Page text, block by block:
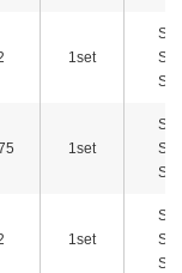
1set
1set
1set